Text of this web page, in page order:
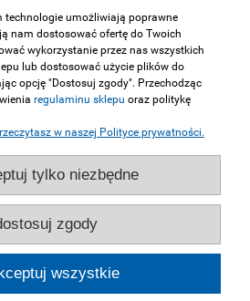
ZAKUPY
KONTO
SERWIS
STRONY
wersję strony
internetowy Shoper.pl
technologie umożliwiają poprawne
nam dostosować ofertę do Twoich
wykorzystanie przez nas wszystkich
lub dostosować użycie plików do
opcję "Dostosuj zgody". Przechodząc
regulaminu sklepu oraz politykę
w naszej Polityce prywatności.
tylko niezbędne
zgody
wszystkie